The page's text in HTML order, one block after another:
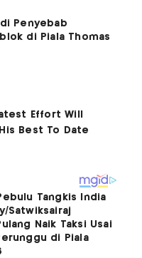
Penyebab
di Piala Thomas
Tangkis India
Satwiksairaj
Naik Taksi Usai
di Piala